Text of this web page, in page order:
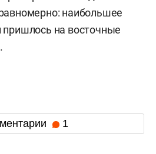
наибольшее
на восточные
1